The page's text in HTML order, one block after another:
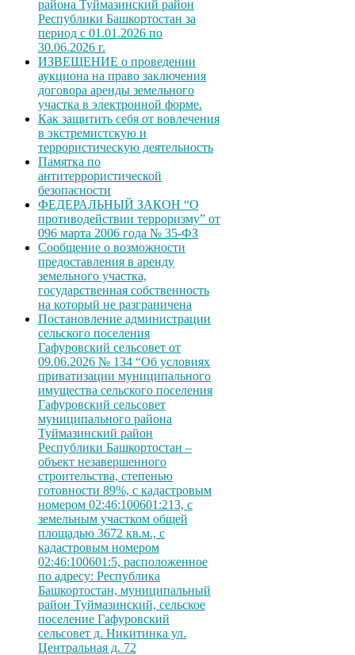
района Туймазинский район
Республики Башкортостан за
период с 01.01.2026 по
30.06.2026 г.
ИЗВЕЩЕНИЕ о проведении
аукциона на право заключения
договора аренды земельного
участка в электронной форме.
Как защитить себя от вовлечения
в экстремистскую и
террористическую деятельность
Памятка по
антитеррористической
безопасности
ФЕДЕРАЛЬНЫЙ ЗАКОН “О
противодействии терроризму” от
096 марта 2006 года № 35-ФЗ
Сообщение о возможности
предоставления в аренду
земельного участка,
государственная собственность
на который не разграничена
Постановление администрации
сельского поселения
Гафуровский сельсовет от
09.06.2026 № 134 “Об условиях
приватизации муниципального
имущества сельского поселения
Гафуровский сельсовет
муниципального района
Туймазинский район
Республики Башкортостан –
объект незавершенного
строительства, степенью
готовности 89%, с кадастровым
номером 02:46:100601:213, с
земельным участком общей
площадью 3672 кв.м., с
кадастровым номером
02:46:100601:5, расположенное
по адресу: Республика
Башкортостан, муниципальный
район Туймазинский, сельское
поселение Гафуровский
сельсовет д. Никитинка ул.
Центральная д. 72